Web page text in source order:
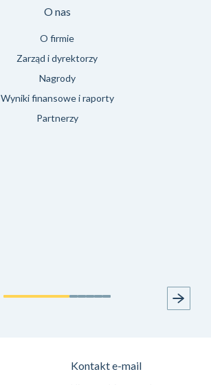
O nas
O firmie
Zarząd i dyrektorzy
Nagrody
Wyniki finansowe i raporty
Partnerzy
Kontakt e-mail